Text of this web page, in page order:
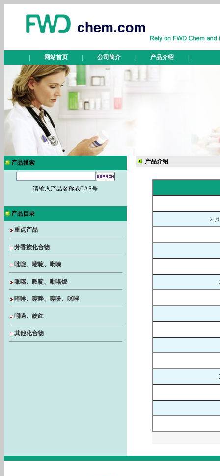
网站首页 公司简介 产品介绍
产品搜索
请输入产品名称或CAS号
产品目录
重点产品
芳香族化合物
吡啶、嘧啶、吡嗪
哌嗪、哌啶、吡咯烷
喹啉、噻唑、噻吩、咪唑
吲哚、靛红
其他化合物
产品介绍